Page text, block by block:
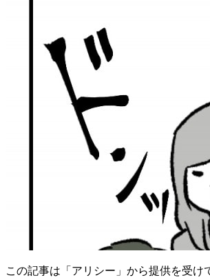
この記事は「アリシー」から提供を受け